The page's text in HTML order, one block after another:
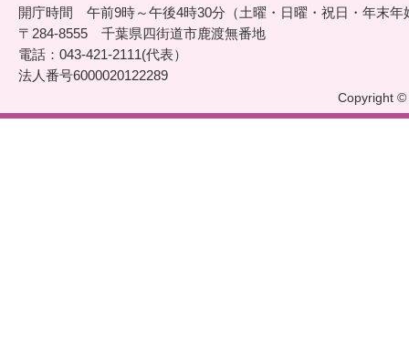
開庁時間 午前9時～午後4時30分（土曜・日曜・祝日・年末年
〒284-8555 千葉県四街道市鹿渡無番地
電話：043-421-2111(代表）
法人番号6000020122289
Copyright ©